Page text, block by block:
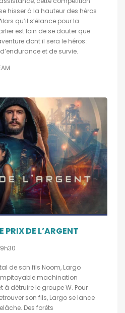
hisser à la hauteur des héros
qu’il s’élance pour la
est loin de se douter que
dont il sera le héros :
et de survie.
DE L’ARGENT
de son fils Noom, Largo
machination
à détruire le groupe W. Pour
son fils, Largo se lance
Des forêts